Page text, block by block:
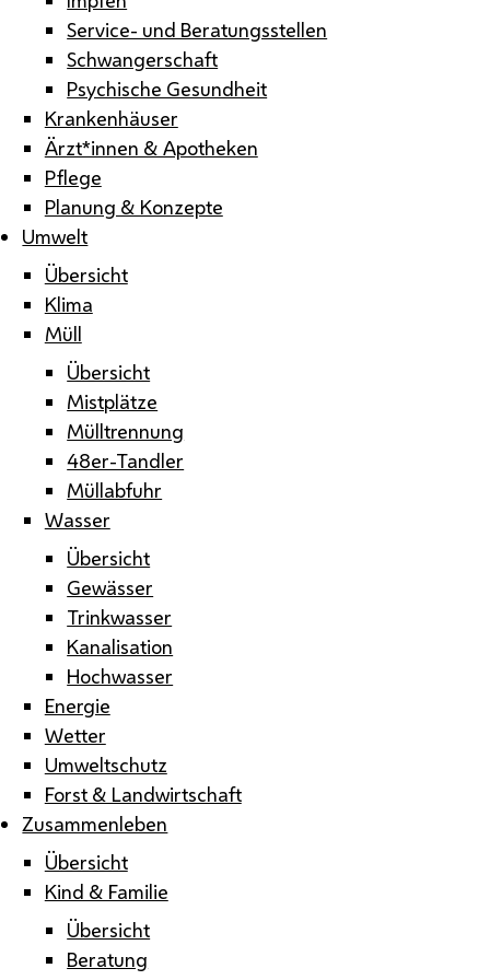
Service- und Beratungsstellen
Schwangerschaft
Psychische Gesundheit
Krankenhäuser
Ärzt*innen & Apotheken
Pflege
Planung & Konzepte
Umwelt
Übersicht
Klima
Müll
Übersicht
Mistplätze
Mülltrennung
48er-Tandler
Müllabfuhr
Wasser
Übersicht
Gewässer
Trinkwasser
Kanalisation
Hochwasser
Energie
Wetter
Umweltschutz
Forst & Landwirtschaft
Zusammenleben
Übersicht
Kind & Familie
Übersicht
Beratung